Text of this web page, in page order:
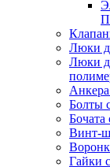
Люки
Люки
Болты
Бочата
Винт-
Гайки